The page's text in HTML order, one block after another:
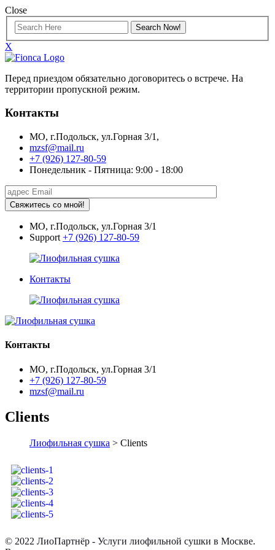
Close
X
Перед приездом обязательно договоритесь о встрече. На
территории пропускной режим.
Контакты
МО, г.Подольск, ул.Горная 3/1,
mzsf@mail.ru
+7 (926) 127-80-59
Понедельник - Пятница: 9:00 - 18:00
Свяжитесь со мной!
МО, г.Подольск, ул.Горная 3/1
Support +7 (926) 127-80-59
Контакты
Контакты
МО, г.Подольск, ул.Горная 3/1
+7 (926) 127-80-59
mzsf@mail.ru
Clients
Лиофильная сушка > Clients
© 2022 ЛиоПартнёр - Услуги лиофильной сушки в Москве.